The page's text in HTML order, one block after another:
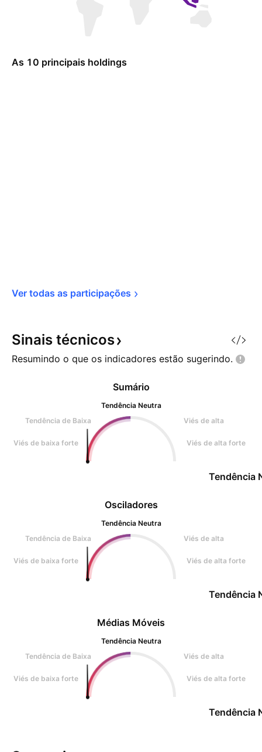
As 10 principais holdings
Ver todas as participações
Sinais técnicos
Resumindo o que os indicadores estão sugerindo.
Osciladores
Tendência Neutra
Tendência de Baixa
Viés de alta
Viés de baixa forte Viés de alta forte
Tendência
Sumário
Tendência Neutra
Tendência de Baixa
Viés de alta
Viés de baixa forte Viés de alta forte
Tendência
Médias Móveis
Tendência Neutra
Tendência de Baixa
Viés de alta
Viés de baixa forte Viés de alta forte
Tendência